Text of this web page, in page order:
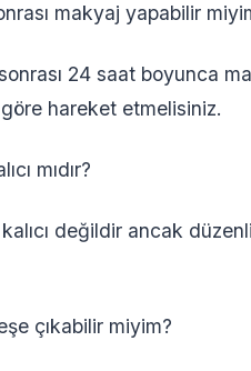
makyaj yapabilir
24 saat boyunca
hareket etmelisiniz.
mıdır?
değildir ancak
çıkabilir miyim?